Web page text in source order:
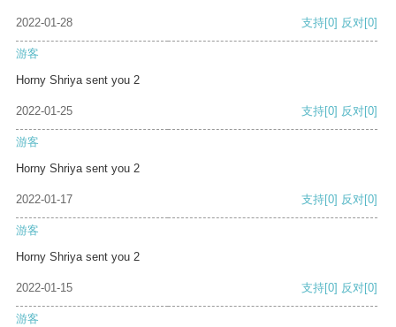
2022-01-28 支持[0] 反对[0]
游客
Horny Shriya sent you 2
2022-01-25 支持[0] 反对[0]
游客
Horny Shriya sent you 2
2022-01-17 支持[0] 反对[0]
游客
Horny Shriya sent you 2
2022-01-15 支持[0] 反对[0]
游客